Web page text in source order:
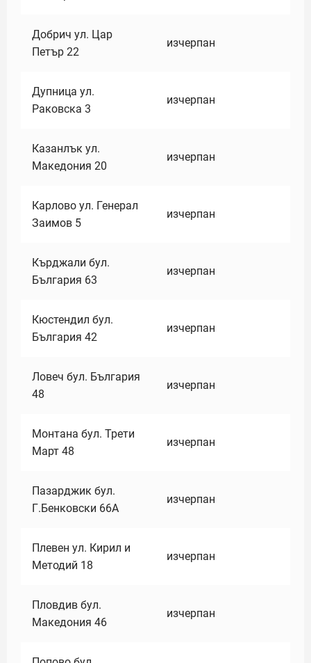
Добрич ул. Цар
Петър 22
изчерпан
Дупница ул.
Раковска 3
изчерпан
Казанлък ул.
Македония 20
изчерпан
Карлово ул. Генерал
Заимов 5
изчерпан
Кърджали бул.
България 63
изчерпан
Кюстендил бул.
България 42
изчерпан
Ловеч бул. България
48
изчерпан
Монтана бул. Трети
Март 48
изчерпан
Пазарджик бул.
Г.Бенковски 66А
изчерпан
Плевен ул. Кирил и
Методий 18
изчерпан
Пловдив бул.
Македония 46
изчерпан